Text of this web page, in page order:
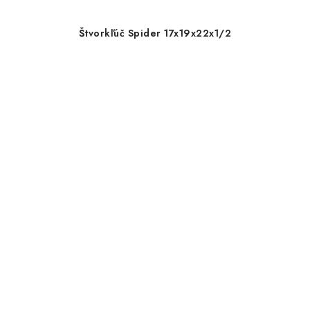
Štvorkľúč Spider 17x19x22x1/2